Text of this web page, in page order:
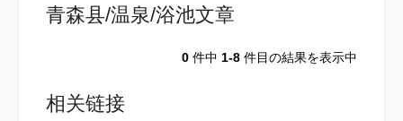
青森县/温泉/浴池文章
0 件中 1-8 件目の結果を表示中
相关链接